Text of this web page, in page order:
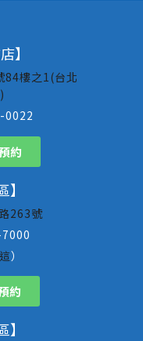
】
84樓之1(台北
0022
約
263號
）
約